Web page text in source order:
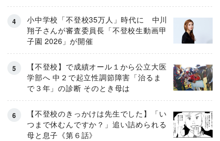
小中学校「不登校35万人」時代に 中川
翔子さんが審査委員長「不登校生動画甲
子園 2026」が開催
【不登校】で成績オール１から公立大医
学部へ 中２で起立性調節障害「治るま
で３年」の診断 そのとき母は
【不登校のきっかけは先生でした】「い
つまで休むんですか？」追い詰められる
母と息子《第６話》